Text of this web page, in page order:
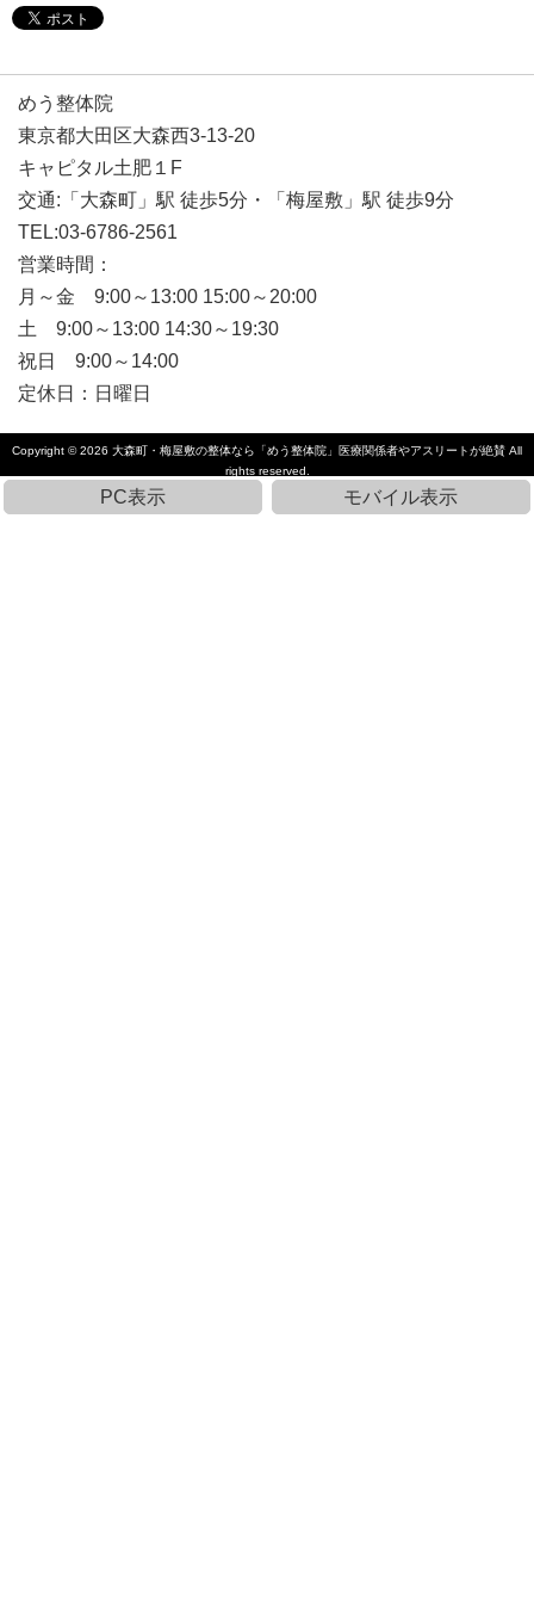
めう整体院
東京都大田区大森西3-13-20
キャピタル土肥１F
交通:「大森町」駅 徒歩5分・「梅屋敷」駅 徒歩9分
TEL:03-6786-2561
営業時間：
月～金 9:00～13:00 15:00～20:00
土 9:00～13:00 14:30～19:30
祝日 9:00～14:00
定休日：日曜日
Copyright © 2026 大森町・梅屋敷の整体なら「めう整体院」医療関係者やアスリートが絶賛 All
rights reserved.
PC表示 モバイル表示